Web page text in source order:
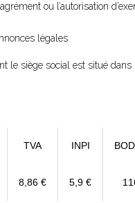
ou l’autorisation
légales
le siège social est situé
TVA INPI
8,86 € 5,9 €